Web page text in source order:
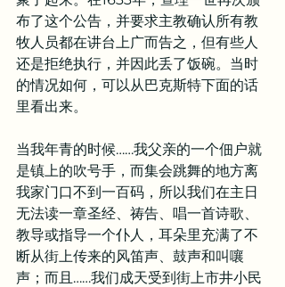
布了这个公告，并要求主教确认所有教
牧人员都在讲台上广而告之，但有些人
还是拒绝执行，并因此丢了饭碗。当时
的情况如何，可以从巴克斯特下面的话
里看出来。
当我年青的时候……我父亲的一个佃户就
是镇上的吹号手，而集会跳舞的地方离
我家门口不到一百码，所以我们在主日
无法读一章圣经、祷告、唱一首诗歌、
教导或指导一个仆人，耳朵里充满了不
断从街上传来的风笛声、鼓声和叫嚷
声；而且……我们成天受到街上市井小民